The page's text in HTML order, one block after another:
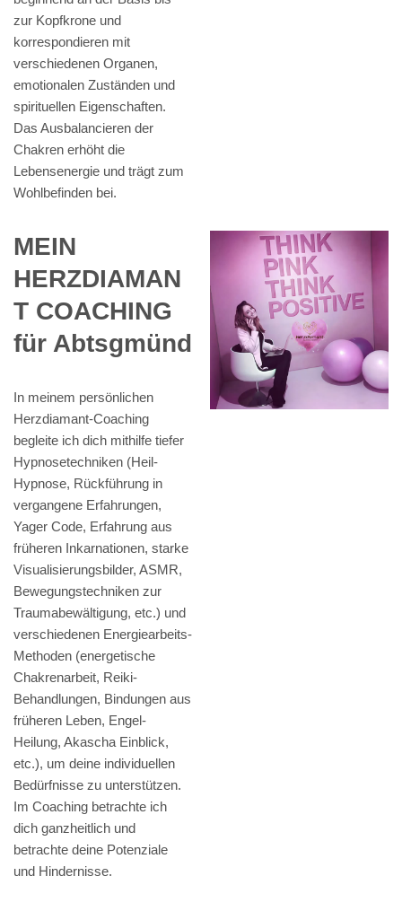
zur Kopfkrone und
korrespondieren mit
verschiedenen Organen,
emotionalen Zuständen und
spirituellen Eigenschaften.
Das Ausbalancieren der
Chakren erhöht die
Lebensenergie und trägt zum
Wohlbefinden bei.
MEIN
HERZDIAMAN
T COACHING
für Abtsgmünd
In meinem persönlichen
Herzdiamant-Coaching
begleite ich dich mithilfe tiefer
Hypnosetechniken (Heil-
Hypnose, Rückführung in
vergangene Erfahrungen,
Yager Code, Erfahrung aus
früheren Inkarnationen, starke
Visualisierungsbilder, ASMR,
Bewegungstechniken zur
Traumabewältigung, etc.) und
verschiedenen Energiearbeits-
Methoden (energetische
Chakrenarbeit, Reiki-
Behandlungen, Bindungen aus
früheren Leben, Engel-
Heilung, Akascha Einblick,
etc.), um deine individuellen
Bedürfnisse zu unterstützen.
Im Coaching betrachte ich
dich ganzheitlich und
betrachte deine Potenziale
und Hindernisse.